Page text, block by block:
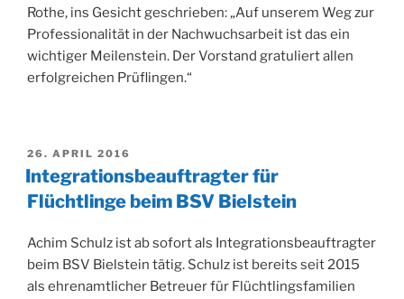
Rothe, ins Gesicht geschrieben: „Auf unserem Weg zur
Professionalität in der Nachwuchsarbeit ist das ein
wichtiger Meilenstein. Der Vorstand gratuliert allen
erfolgreichen Prüflingen.“
VERÖFFENTLICHT
AM
26. APRIL 2016
Integrationsbeauftragter für
Flüchtlinge beim BSV Bielstein
Achim Schulz ist ab sofort als Integrationsbeauftragter
beim BSV Bielstein tätig. Schulz ist bereits seit 2015
als ehrenamtlicher Betreuer für Flüchtlingsfamilien